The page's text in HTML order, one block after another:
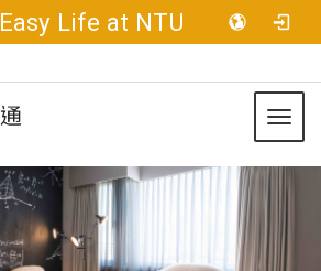
Easy Life at NTU